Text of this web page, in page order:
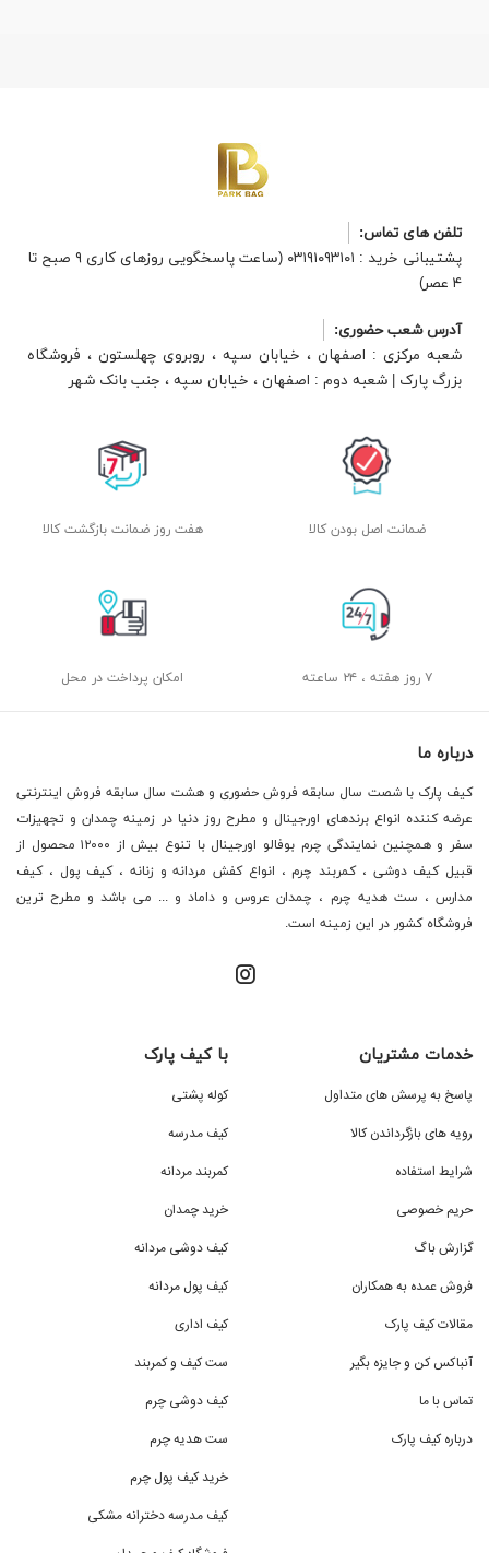
تلفن های تماس:
پشتیبانی خرید : ۰۳۱۹۱۰۹۳۱۰۱ (ساعت پاسخگویی روزهای کاری ۹ صبح تا
۴ عصر)
آدرس شعب حضوری:
شعبه مرکزی : اصفهان ، خیابان سپه ، روبروی چهلستون ، فروشگاه
بزرگ پارک | شعبه دوم : اصفهان ، خیابان سپه ، جنب بانک شهر
ضمانت اصل بودن کالا هفت روز ضمانت بازگشت کالا
۷ روز هفته ، ۲۴ ساعته امکان پرداخت در محل
درباره ما
کیف پارک با شصت سال سابقه فروش حضوری و هشت سال سابقه فروش اینترنتی
عرضه کننده انواع برندهای اورجینال و مطرح روز دنیا در زمینه چمدان و تجهیزات
سفر و همچنین نمایندگی چرم بوفالو اورجینال با تنوع بیش از ۱۲۰۰۰ محصول از
قبیل کیف دوشی ، کمربند چرم ، انواع کفش مردانه و زنانه ، کیف پول ، کیف
مدارس ، ست هدیه چرم ، چمدان عروس و داماد و ... می باشد و مطرح ترین
فروشگاه کشور در این زمینه است.
خدمات مشتریان
پاسخ به پرسش های متداول
رویه های بازگرداندن کالا
شرایط استفاده
حریم خصوصی
گزارش باگ
فروش عمده به همکاران
مقالات کیف پارک
آنباکس کن و جایزه بگیر
تماس با ما
درباره کیف پارک
با کیف پارک
کوله پشتی
کیف مدرسه
کمربند مردانه
خرید چمدان
کیف دوشی مردانه
کیف پول مردانه
کیف اداری
ست کیف و کمربند
کیف دوشی چرم
ست هدیه چرم
خرید کیف پول چرم
کیف مدرسه دخترانه مشکی